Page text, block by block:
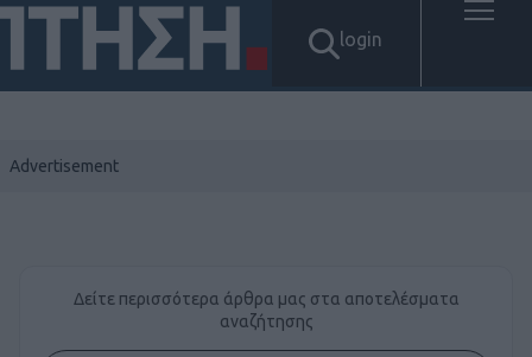
login
Δείτε περισσότερα άρθρα μας στα αποτελέσματα
αναζήτησης